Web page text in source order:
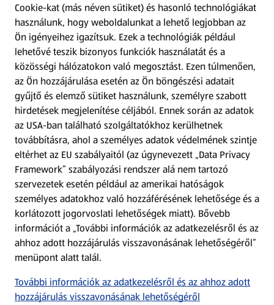
Kérdőív
Fizetési lehetőségek
ALDI utalványok
Árcsökkentés
Adattörlő alkalmazás
Szervizpont
(új oldalon nyílik meg)
Fedezz fel minket az interneten!
Töltsd le az ALDI Magyarország applikációt!
Cookie-kat (más néven sütiket) és hasonló technológiákat
használunk, hogy weboldalunkat a lehető legjobban az
Ön igényeihez igazítsuk. Ezek a technológiák például
lehetővé teszik bizonyos funkciók használatát és a
közösségi hálózatokon való megosztást. Ezen túlmenően,
az Ön hozzájárulása esetén az Ön böngészési adatait
gyűjtő és elemző sütiket használunk, személyre szabott
hirdetések megjelenítése céljából. Ennek során az adatok
az USA-ban található szolgáltatókhoz kerülhetnek
továbbításra, ahol a személyes adatok védelmének szintje
eltérhet az EU szabályaitól (az úgynevezett „Data Privacy
Framework” szabályozási rendszer alá nem tartozó
szervezetek esetén például az amerikai hatóságok
személyes adatokhoz való hozzáférésének lehetősége és a
korlátozott jogorvoslati lehetőségek miatt). Bővebb
információt a „További információk az adatkezelésről és az
ahhoz adott hozzájárulás visszavonásának lehetőségéről”
menüpont alatt talál.
További információk az adatkezelésről és az ahhoz adott
hozzájárulás visszavonásának lehetőségéről